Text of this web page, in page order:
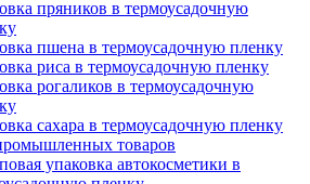
пряников в термоусадочную
пшена в термоусадочную пленку
риса в термоусадочную пленку
рогаликов в термоусадочную
сахара в термоусадочную пленку
товаров
упаковка автокосметики в